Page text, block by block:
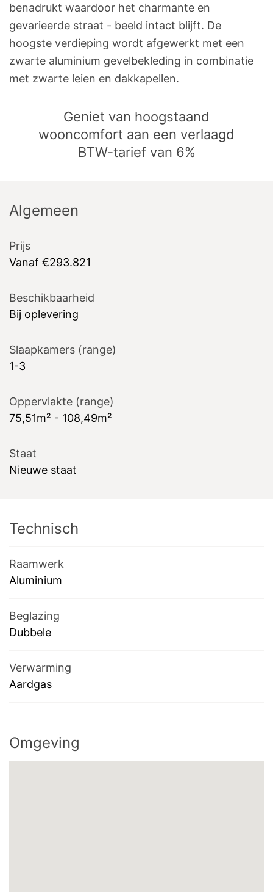
benadrukt waardoor het charmante en
gevarieerde straat - beeld intact blijft. De
hoogste verdieping wordt afgewerkt met een
zwarte aluminium gevelbekleding in combinatie
met zwarte leien en dakkapellen.
Geniet van hoogstaand
wooncomfort aan een verlaagd
BTW-tarief van 6%
Algemeen
Prijs
Vanaf €293.821
Beschikbaarheid
Bij oplevering
Slaapkamers (range)
1-3
Oppervlakte (range)
75,51m² - 108,49m²
Staat
Nieuwe staat
Technisch
Raamwerk
Aluminium
Beglazing
Dubbele
Verwarming
Aardgas
Omgeving